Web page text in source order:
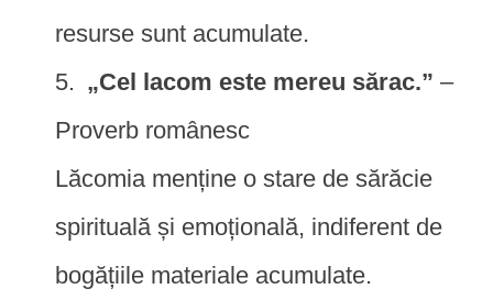
resurse sunt acumulate.
„Cel lacom este mereu sărac.” –
Proverb românesc
Lăcomia menține o stare de sărăcie
spirituală și emoțională, indiferent de
bogățiile materiale acumulate.